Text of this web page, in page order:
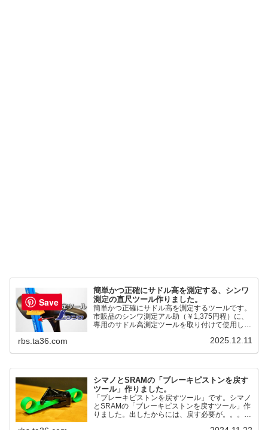
簡単かつ正確にサドル高を測定する、シンワ
測定の直尺ツール作りました。
簡単かつ正確にサドル高を測定するツールです。
市販品のシンワ測定アル助（￥1,375円程）に、
専用のサドル高測定ツールを取り付けて使用しま
るようになりました。シンワ測定(Shinwa
Sokutei)￥1,375Amazon.c...
rbs.ta36.com 2025.12.11
シマノとSRAMの「ブレーキピストンを戻す
ツール」作りました。
「ブレーキピストンを戻すツール」です。シマノ
とSRAMの「ブレーキピストンを戻すツール」作
りました。出したからには、戻す必要が。。。で
Save